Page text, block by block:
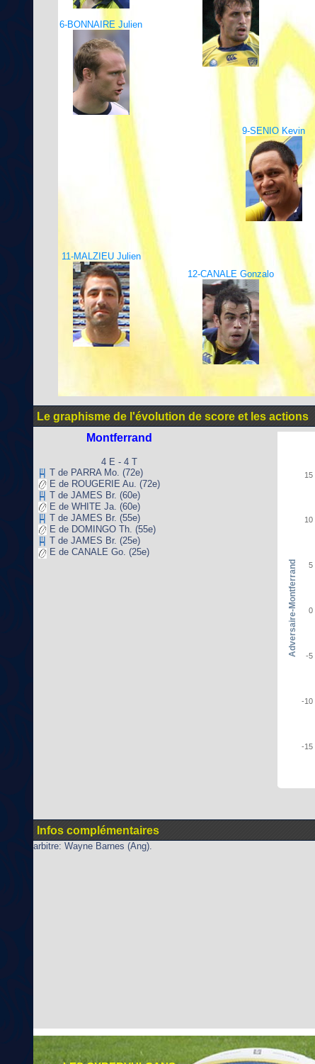
6-BONNAIRE Julien
9-SENIO Kevin
11-MALZIEU Julien
12-CANALE Gonzalo
Le graphisme de l'évolution de score et les actions
Montferrand
4 E - 4 T
T de PARRA Mo. (72e)
E de ROUGERIE Au. (72e)
T de JAMES Br. (60e)
E de WHITE Ja. (60e)
T de JAMES Br. (55e)
E de DOMINGO Th. (55e)
T de JAMES Br. (25e)
E de CANALE Go. (25e)
-15
-10
-5
0
5
10
15
Adversaire-Montferrand
Infos complémentaires
arbitre: Wayne Barnes (Ang).